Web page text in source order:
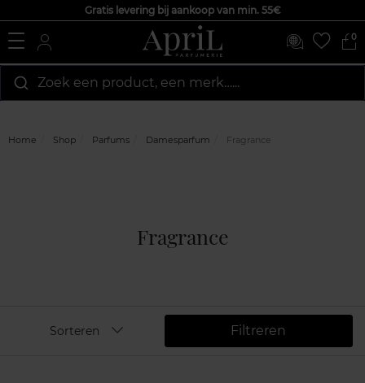
Gratis levering bij aankoop van min. 55€
0
Zoek een product, een merk…...
Home Shop Parfums Damesparfum Fragrance
Fragrance
Filtreren
Sorteren